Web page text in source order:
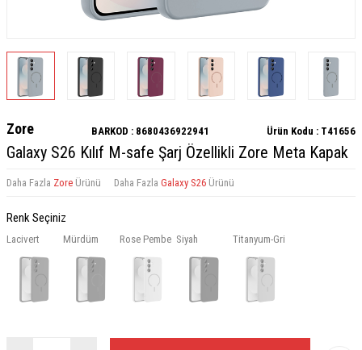
Zore BARKOD : 8680436922941 Ürün Kodu : T41656
Galaxy S26 Kılıf M-safe Şarj Özellikli Zore Meta Kapak
Daha Fazla Zore Ürünü Daha Fazla Galaxy S26 Ürünü
Renk Seçiniz
Lacivert Mürdüm Rose Pembe Siyah Titanyum-Gri